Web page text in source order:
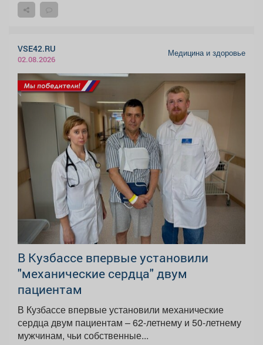
VSE42.RU
02.08.2026
Медицина и здоровье
В Кузбассе впервые установили
"механические сердца" двум
пациентам
В Кузбассе впервые установили механические
сердца двум пациентам – 62-летнему и 50-летнему
мужчинам, чьи собственные...